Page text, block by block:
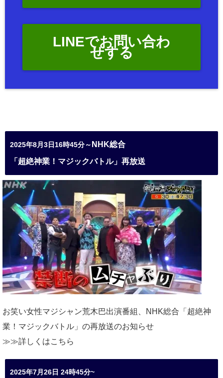
LINEでお問い合わ
せする
2025年8月3日16時45分～ NHK総合
「超絶神業！マジックバトル」再放送
お笑い女性マジシャン荒木巴出演番組、
NHK総合「超絶神
業！マジックバトル」の再放送のお知らせ
≫≫詳しくはこちら
2025年7月26日 24時45分~